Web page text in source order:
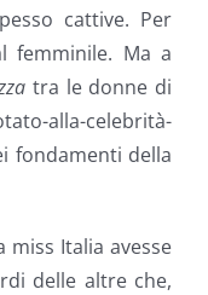
cattive. Per
femminile. Ma a
tra le donne di
alla-celebrità-
fondamenti della
miss Italia avesse
delle altre che,